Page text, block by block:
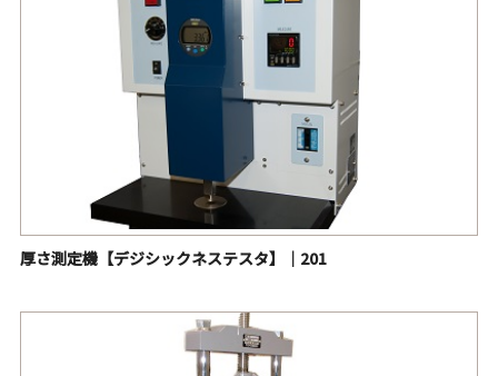
厚さ測定機【デジシックネステスタ】｜201